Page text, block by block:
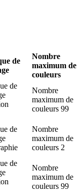
de
Nombre
maximum de
couleurs
de
Nombre
maximum de
couleurs 99
de
Nombre
maximum de
couleurs 2
de
Nombre
maximum de
couleurs 99